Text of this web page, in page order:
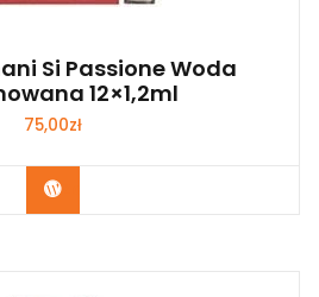
Si Passione Woda
12×1,2ml
75,00zł
Zobacz